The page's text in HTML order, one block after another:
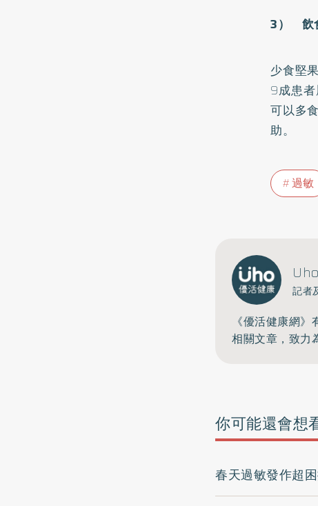
3） 飲
少食堅
9成患
可以多
助。
過敏
記者
《優活健康網
相關文章，致力
你可能還會想
春天過敏發作超